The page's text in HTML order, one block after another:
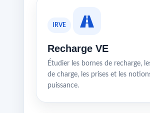
IRVE
Recharge VE
Étudier les bornes de recharge,
de charge, les prises et les
puissance.